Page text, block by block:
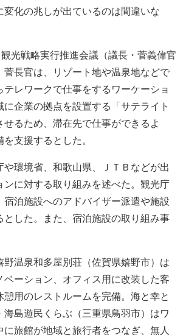
変化の兆しが出ているのは間違いな
光戦略実行推進会議（議長・菅義偉官
菅長官は、リゾート地や温泉地などで
レワークで仕事をするワーケーショ
に企業の拠点を設置する「サテライト
せるため、滞在先で仕事ができるよ
支援するとした。
環境省、和歌山県、ＪＴＢなどが出
ンに対する取り組みを述べた。観光庁
宿泊施設へのアドバイザー派遣や施設
とした。また、宿泊施設の取り組み事
温泉和多屋別荘（佐賀県嬉野市）は
ベーション、オフィス用に改装した客
用のレストルームを完備。海と幸と
海島遊民くらぶ（三重県鳥羽市）はワ
に旅館が地域と旅行者をつなぎ、無人